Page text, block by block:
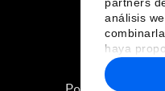
análisis
haya
recopilado
hecho de